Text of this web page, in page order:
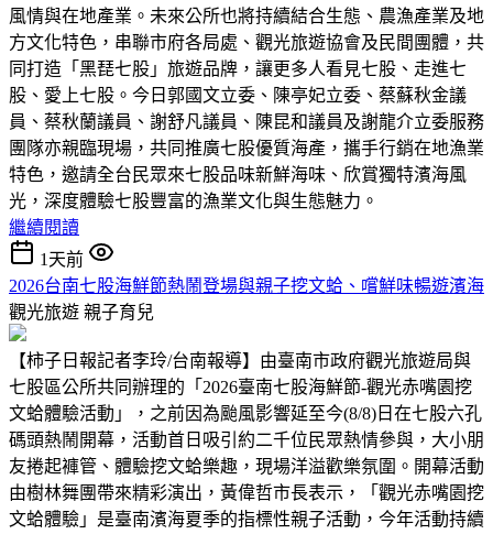
風情與在地產業。未來公所也將持續結合生態、農漁產業及地
方文化特色，串聯市府各局處、觀光旅遊協會及民間團體，共
同打造「黑琵七股」旅遊品牌，讓更多人看見七股、走進七
股、愛上七股。今日郭國文立委、陳亭妃立委、蔡蘇秋金議
員、蔡秋蘭議員、謝舒凡議員、陳昆和議員及謝龍介立委服務
團隊亦親臨現場，共同推廣七股優質海產，攜手行銷在地漁業
特色，邀請全台民眾來七股品味新鮮海味、欣賞獨特濱海風
光，深度體驗七股豐富的漁業文化與生態魅力。
繼續閱讀
1天前
2026台南七股海鮮節熱鬧登場與親子挖文蛤、嚐鮮味暢遊濱海
觀光旅遊 親子育兒
【柿子日報記者李玲/台南報導】由臺南市政府觀光旅遊局與
七股區公所共同辦理的「2026臺南七股海鮮節-觀光赤嘴園挖
文蛤體驗活動」，之前因為颱風影響延至今(8/8)日在七股六孔
碼頭熱鬧開幕，活動首日吸引約二千位民眾熱情參與，大小朋
友捲起褲管、體驗挖文蛤樂趣，現場洋溢歡樂氛圍。開幕活動
由樹林舞團帶來精彩演出，黃偉哲市長表示，「觀光赤嘴園挖
文蛤體驗」是臺南濱海夏季的指標性親子活動，今年活動持續